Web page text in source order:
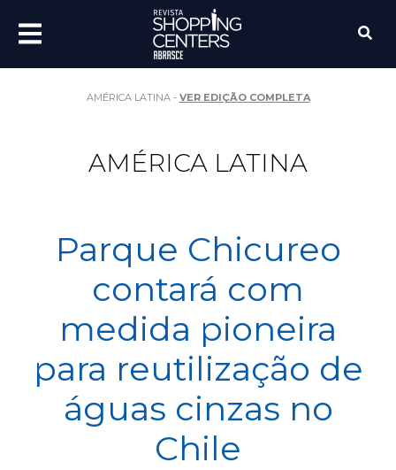
AMÉRICA LATINA - VER EDIÇÃO COMPLETA
AMÉRICA LATINA
Parque Chicureo
contará com
medida pioneira
para reutilização de
águas cinzas no
Chile